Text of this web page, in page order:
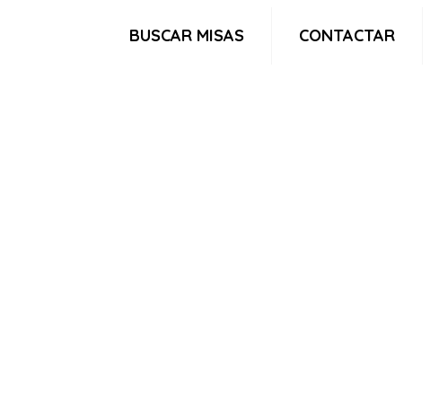
BUSCAR MISAS CONTACTAR